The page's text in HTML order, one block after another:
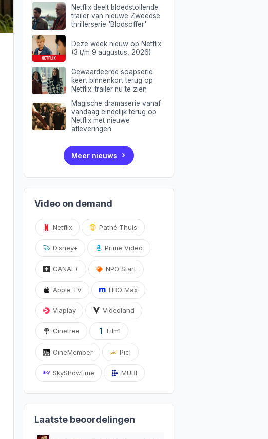
Netflix deelt bloedstollende
trailer van nieuwe Zweedse
thrillerserie 'Blodsoffer'
Deze week nieuw op Netflix
(3 t/m 9 augustus, 2026)
Gewaardeerde soapserie
keert binnenkort terug op
Netflix: trailer nu te zien
Magische dramaserie vanaf
vandaag eindelijk terug op
Netflix met nieuwe
afleveringen
Meer nieuws
Video on demand
Netflix Pathé Thuis
Disney+ Prime Video
CANAL+ NPO Start
Apple TV HBO Max
Viaplay Videoland
Cinetree Film1
CineMember Picl
SkyShowtime MUBI
Laatste beoordelingen